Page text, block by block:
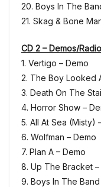
20. Boys In The
21. Skag & Bone
CD 2 – Demos/
1. Vertigo – Demo
2. The Boy Looked
3. Death On The
4. Horror Show –
5. All At Sea (Misty)
6. Wolfman – Demo
7. Plan A – Demo
8. Up The Bracket
9. Boys In The